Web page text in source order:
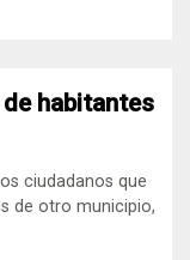
habitantes
ciudadanos que
de otro municipio,